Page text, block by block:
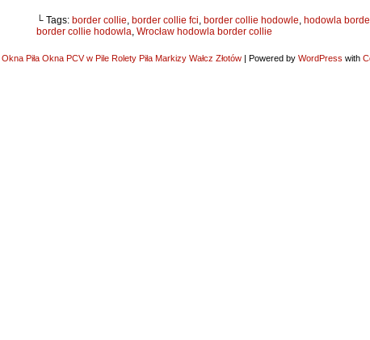
└ Tags: border collie, border collie fci, border collie hodowle, hodowla
border collie hodowla, Wrocław hodowla border collie
Okna Piła Okna PCV w Pile Rolety Piła Markizy Wałcz Złotów | Powered by WordPress with